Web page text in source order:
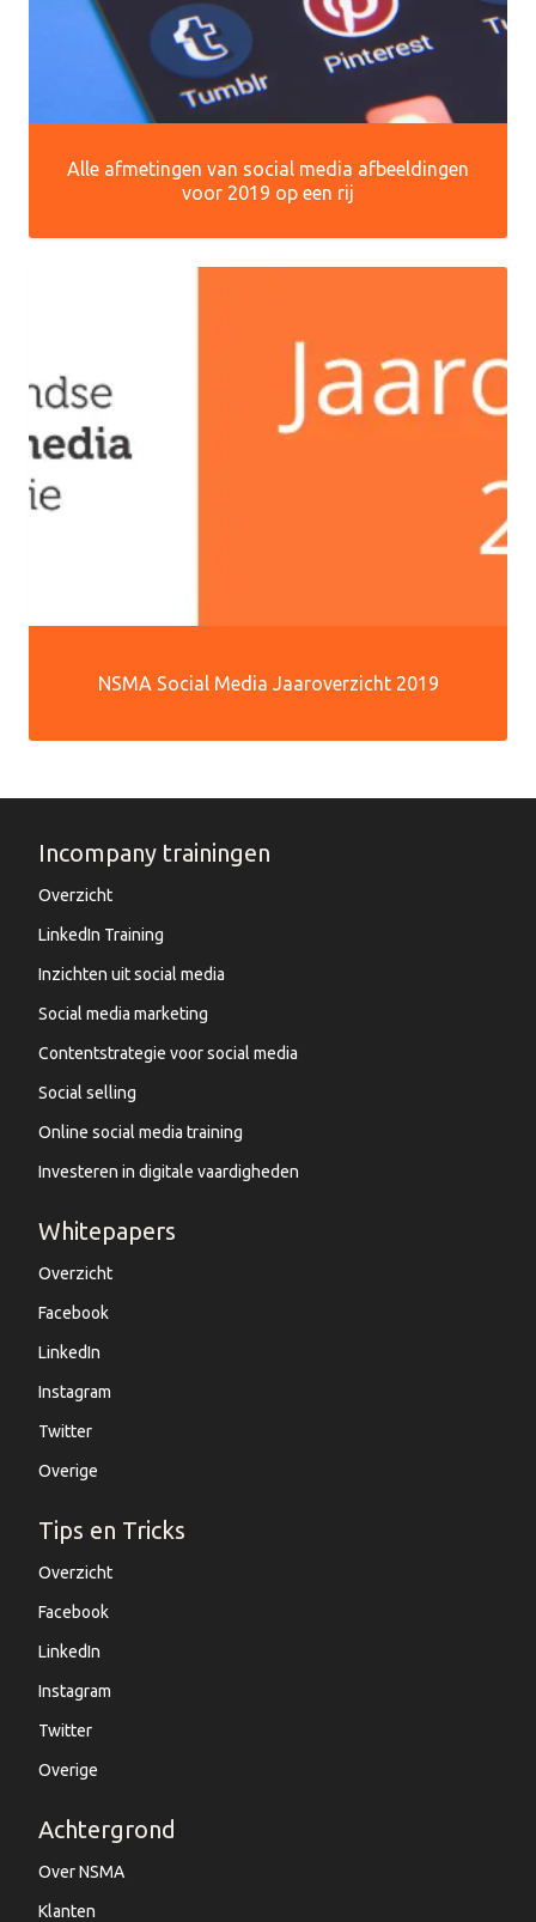
Alle afmetingen van social media afbeeldingen
voor 2019 op een rij
NSMA Social Media Jaaroverzicht 2019
Incompany trainingen
Overzicht
LinkedIn Training
Inzichten uit social media
Social media marketing
Contentstrategie voor social media
Social selling
Online social media training
Investeren in digitale vaardigheden
Whitepapers
Overzicht
Facebook
LinkedIn
Instagram
Twitter
Overige
Tips en Tricks
Overzicht
Facebook
LinkedIn
Instagram
Twitter
Overige
Achtergrond
Over NSMA
Klanten